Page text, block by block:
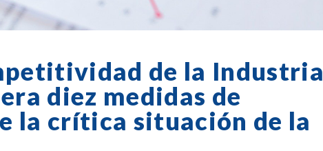
de la Industria
diez medidas de
la crítica situación de la